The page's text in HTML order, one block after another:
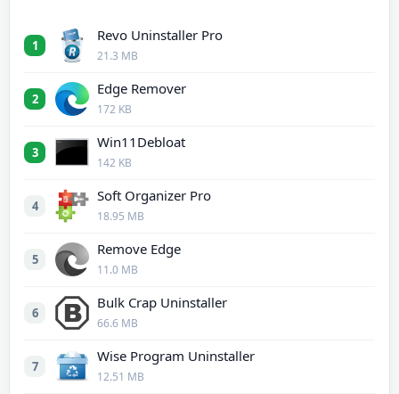
1
Revo Uninstaller Pro
21.3 MB
2
Edge Remover
172 KB
3
Win11Debloat
142 KB
4
Soft Organizer Pro
18.95 MB
5
Remove Edge
11.0 MB
6
Bulk Crap Uninstaller
66.6 MB
7
Wise Program Uninstaller
12.51 MB